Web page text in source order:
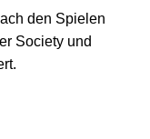
den Spielen
Society und